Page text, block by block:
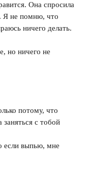
Она спросила
Я не помню, что
ничего делать.
но ничего не
потому, что
с тобой
если выпью, мне